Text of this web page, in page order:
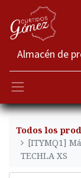
Almacén de
Todos los
[ITYMQ1]
TECHLA XS